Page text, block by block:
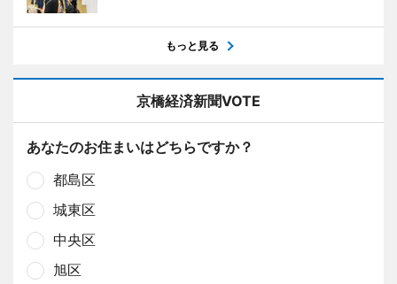
もっと見る
京橋経済新聞VOTE
あなたのお住まいはどちらですか？
都島区
城東区
中央区
旭区